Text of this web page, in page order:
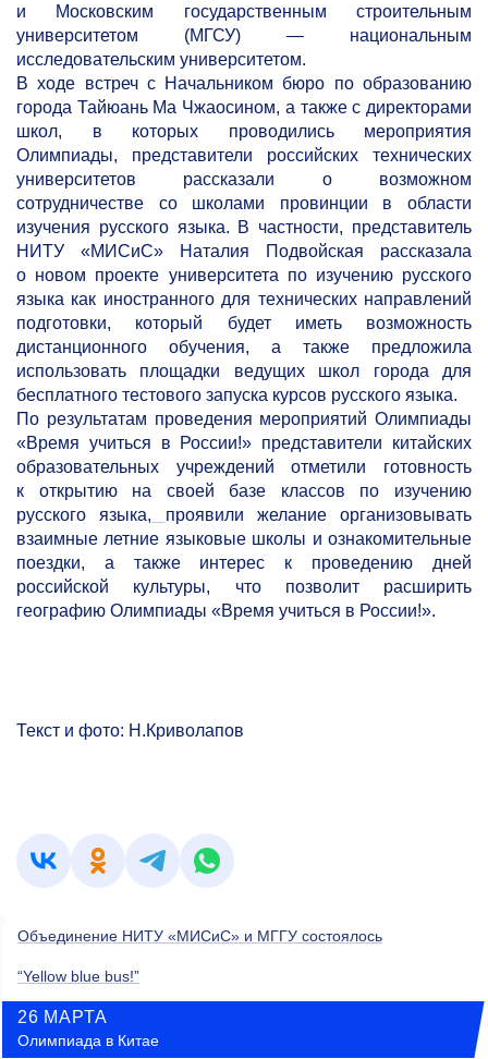
и Московским государственным строительным
университетом (МГСУ) — национальным
исследовательским университетом.
В ходе встреч с Начальником бюро по образованию
города Тайюань Ма Чжаосином, а также с директорами
школ, в которых проводились мероприятия
Олимпиады, представители российских технических
университетов рассказали о возможном
сотрудничестве со школами провинции в области
изучения русского языка. В частности, представитель
НИТУ «МИСиС» Наталия Подвойская рассказала
о новом проекте университета по изучению русского
языка как иностранного для технических направлений
подготовки, который будет иметь возможность
дистанционного обучения, а также предложила
использовать площадки ведущих школ города для
бесплатного тестового запуска курсов русского языка.
По результатам проведения мероприятий Олимпиады
«Время учиться в России!» представители китайских
образовательных учреждений отметили готовность
к открытию на своей базе классов по изучению
русского языка,
проявили желание организовывать
взаимные летние языковые школы и ознакомительные
поездки, а также интерес к проведению дней
российской культуры, что позволит расширить
географию Олимпиады «Время учиться в России!».
Текст и фото: Н.Криволапов
Объединение НИТУ «МИСиС» и МГГУ состоялось
“Yellow blue bus!”
26 МАРТА
Олимпиада в Китае